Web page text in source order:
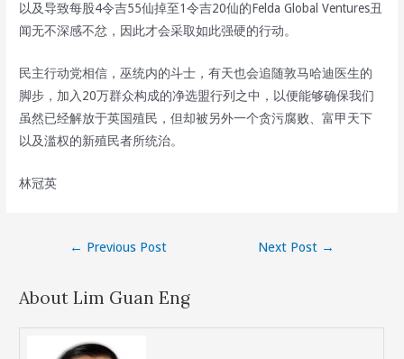
以及导致每股4令吉55仙掉至1令吉20仙的Felda Global Ventures丑
闻无不深感不忿，因此才会采取如此强硬的行动。
民主行动党相信，巫统内的斗士，有天也会追随敦马哈迪医生的
脚步，加入20万群众构成的净选盟行列之中，以便能够确保我们
虽然已经解放于英国殖民，但却被另外一个贪污腐败、富甲天下
以及滥权的新殖民者所统治。
林冠英
← Previous Post Next Post →
About Lim Guan Eng